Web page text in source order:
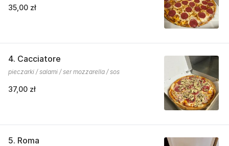
35,00 zł
4. Cacciatore
pieczarki / salami / ser mozzarella / sos
37,00 zł
5. Roma